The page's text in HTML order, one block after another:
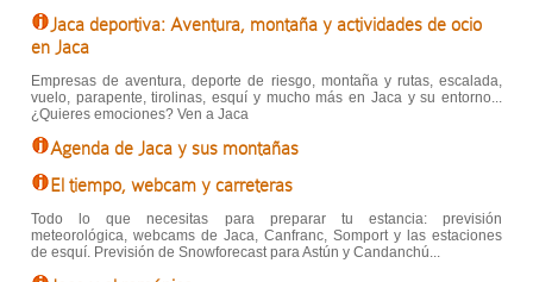
Jaca deportiva: Aventura, montaña y actividades de ocio
en Jaca
Empresas de aventura, deporte de riesgo, montaña y rutas, escalada,
vuelo, parapente, tirolinas, esquí y mucho más en Jaca y su entorno...
¿Quieres emociones? Ven a Jaca
Agenda de Jaca y sus montañas
El tiempo, webcam y carreteras
Todo lo que necesitas para preparar tu estancia: previsión
meteorológica, webcams de Jaca, Canfranc, Somport y las estaciones
de esquí. Previsión de Snowforecast para Astún y Candanchú...